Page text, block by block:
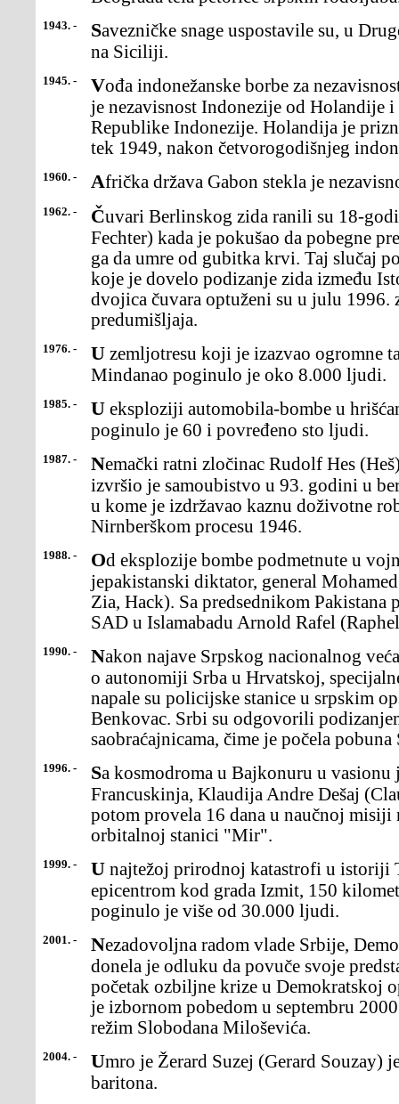
1943. - Savezničke snage uspostavile su, u Drugom svetskom ratu,kontrolu
na Siciliji.
1945. - Vođa indonežanske borbe za nezavisnost Ahmed Sukar noproglasio
je nezavisnost Indonezije od Holandije
Republike Indonezije. Holandija je
tek 1949, nakon četvorogodišnjeg
1960. - Afrička država Gabon stekla je
1962. - Čuvari Berlinskog zida ranili su 18-godišnjeg Petera Fehtera (Peter
Fechter) kada je pokušao da pobegne
ga da umre od gubitka krvi. Taj slučaj
koje je dovelo podizanje zida između
dvojica čuvara optuženi su u julu 1996.
predumišljaja.
1976. - U zemljotresu koji je izazvao ogromne talase, nafilipinskom ostrvu
Mindanao poginulo je oko 8.000 ljudi.
1985. - U eksploziji automobila-bombe u hrišćanskom delu Bejruta
poginulo je 60 i povređeno sto ljudi.
1987. - Nemački ratni zločinac Rudolf Hes (Heš), zamenik Adolfa Hitlera,
izvršio je samoubistvo u 93. godini u
u kome je izdržavao kaznu doživotne
Nirnberškom procesu 1946.
1988. - Od eksplozije bombe podmetnute u vojni avion poginuo
jepakistanski diktator, general
Zia, Hack). Sa predsednikom Pakistana
SAD u Islamabadu Arnold Rafel
1990. - Nakon najave Srpskog nacionalnog veća da će raspisati referendum
o autonomiji Srba u Hrvatskoj,
napale su policijske stanice u srpskim
Benkovac. Srbi su odgovorili
saobraćajnicama, čime je počela
1996. - Sa kosmodroma u Bajkonuru u vasionu je poletela prva
Francuskinja, Klaudija Andre Dešaj
potom provela 16 dana u naučnoj misiji
orbitalnoj stanici "Mir".
1999. - U najtežoj prirodnoj katastrofi u istoriji Turske, uzemljotresu sa
epicentrom kod grada Izmit, 150
poginulo je više od 30.000 ljudi.
2001. - Nezadovoljna radom vlade Srbije, Demokratska stranka Srbije
donela je odluku da povuče svoje
početak ozbiljne krize u Demokratskoj
je izbornom pobedom u septembru
režim Slobodana Miloševića.
2004. - Umro je Žerard Suzej (Gerard Souzay) jedan od najvećih francuskih
baritona.